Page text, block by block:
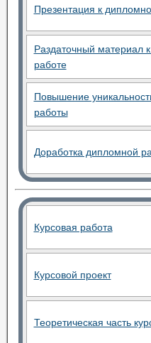
Презентация к
Раздаточный материал
работе
Повышение
работы
Доработка дипломной
Курсовая работа
Курсовой проект
Теоретическая часть